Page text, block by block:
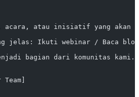
acara, atau inisiatif yang
jelas: Ikuti webinar / Baca blog
bagian dari komunitas kami.